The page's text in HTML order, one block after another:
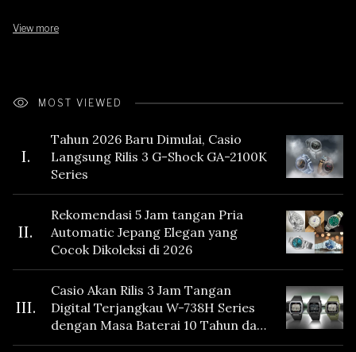
View more
MOST VIEWED
I.
Tahun 2026 Baru Dimulai, Casio
Langsung Rilis 3 G-Shock GA-2100K
Series
II.
Rekomendasi 5 Jam tangan Pria
Automatic Jepang Elegan yang
Cocok Dikoleksi di 2026
III.
Casio Akan Rilis 3 Jam Tangan
Digital Terjangkau W-738H Series
dengan Masa Baterai 10 Tahun dan
Fitur Vibration